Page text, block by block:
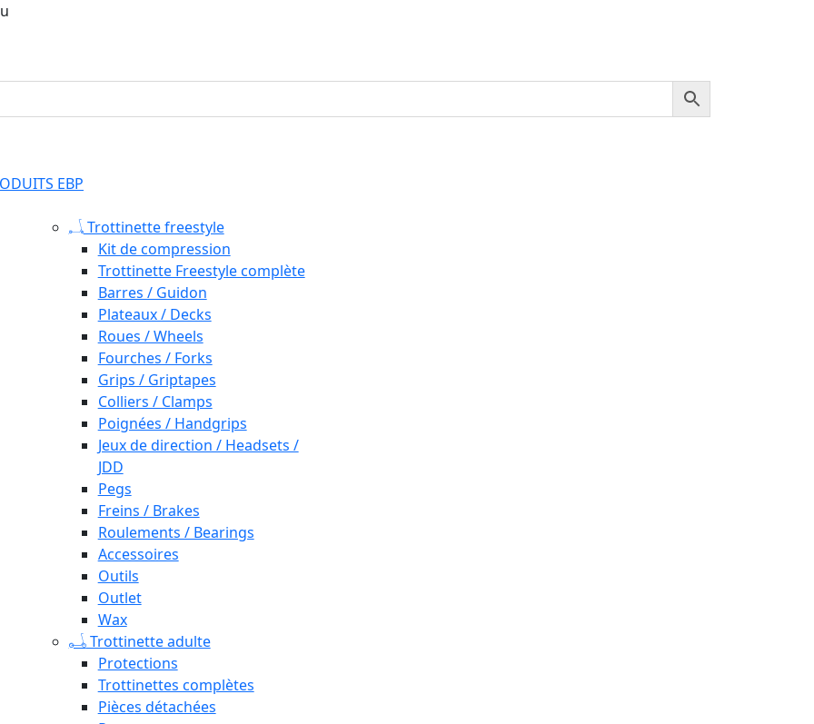
EBP
Trottinette freestyle
Kit de compression
Trottinette Freestyle complète
Barres / Guidon
Plateaux / Decks
Roues / Wheels
Fourches / Forks
Grips / Griptapes
Colliers / Clamps
Poignées / Handgrips
Jeux de direction / Headsets /
JDD
Pegs
Freins / Brakes
Roulements / Bearings
Accessoires
Outils
Outlet
Wax
Trottinette adulte
Protections
Trottinettes complètes
Pièces détachées